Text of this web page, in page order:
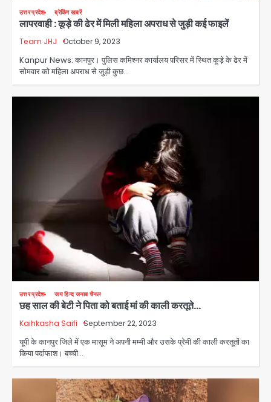
उत्तर प्रदेश ब्रेकिंग खबरें
लापरवाही : कूड़े की ढेर में मिली महिला अपराध से जुड़ी कई फाइलें
Team JHJ October 9, 2023
Kanpur News: कानपुर। पुलिस कमिश्नर कार्यालय परिसर में स्थित कूड़े के ढेर में
सोमवार को महिला अपराध से जुड़ी कुछ…
उत्तर प्रदेश जय हिन्द जनाब चैनल
छह साल की बेटी ने पिता को बताई मां की काली करतूते…
Kaihkasha Saifi September 22, 2023
यूपी के कानपुर जिले में एक मासूम ने अपनी मम्मी और उसके प्रेमी की काली करतूतों का
किया पर्दाफाश। बच्ची…
Mamata Banerjee Convoy
Avinash Kumar